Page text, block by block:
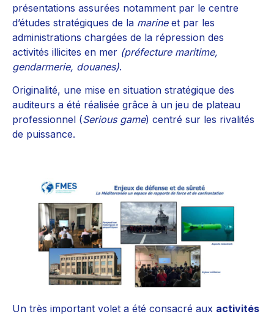
présentations assurées notamment par le centre
d’études stratégiques de la marine et par les
administrations chargées de la répression des
activités illicites en mer (préfecture maritime,
gendarmerie, douanes).
Originalité, une mise en situation stratégique des
auditeurs a été réalisée grâce à un jeu de plateau
professionnel (Serious game) centré sur les rivalités
de puissance.
Un très important volet a été consacré aux activités